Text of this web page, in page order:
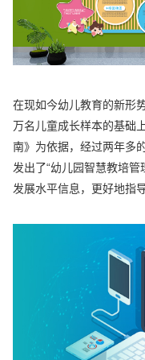
在现如今幼儿教育的新形
万名儿童成长样本的基础
南》为依据，经过两年多
发出了“幼儿园智慧教培
发展水平信息，更好地指